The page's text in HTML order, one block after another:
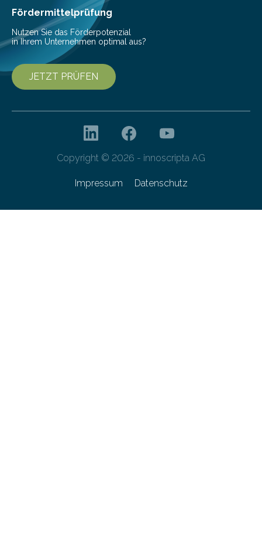
Franziska Diebel, Pauline Hoffmann und Yusuf Toprak
entwickelt. Mit nur…
Fördermittelprüfung
Nutzen Sie das Förderpotenzial
in Ihrem Unternehmen optimal aus?
JETZT PRÜFEN
Copyright © 2026 - innoscripta AG
Impressum Datenschutz